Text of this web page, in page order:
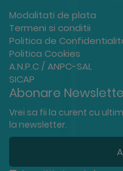
Modalitati de plata
Termeni si conditii
Politica de
Politica Cookies
A.N.P.C / ANPC-SAL
SICAP
Abonare
Vrei sa fii la curent cu
la newsletter.